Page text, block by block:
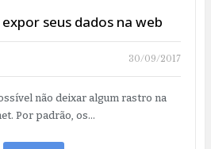
seus dados na web
30/09/2017
não deixar algum rastro na
Por padrão, os…